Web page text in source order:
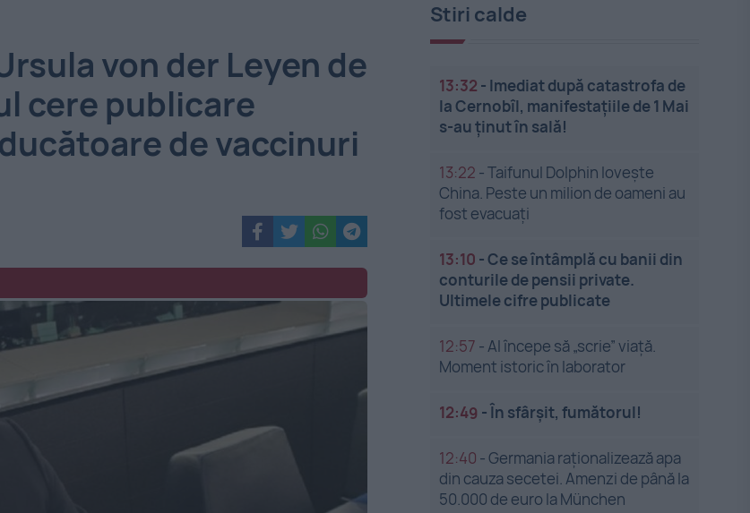
von der Leyen de
cere publicare
de vaccinuri
Stiri calde
13:32 - Imediat după catastrofa de
la Cernobîl, manifestațiile de 1 Mai
s-au ținut în sală!
13:22 -Taifunul Dolphin lovește
China. Peste un milion de oameni au
fost evacuați
13:10 -Ce se întâmplă cu banii din
conturile de pensii private.
Ultimele cifre publicate
12:57 -AI începe să „scrie” viață.
Moment istoric în laborator
12:49 -În sfârșit, fumătorul!
12:40 -Germania raționalizează apa
din cauza secetei. Amenzi de până la
50.000 de euro la München